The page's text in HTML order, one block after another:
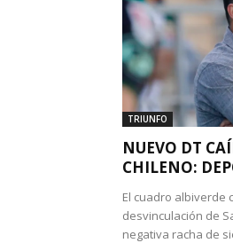
TRIUNFO
NUEVO DT
CHILENO:
El cuadro albiverde
desvinculación de
negativa racha de